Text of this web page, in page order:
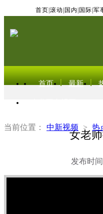
首页 滚动 国内 国际 军
首页 最新
当前位置： 中新视频 > 热
女老
发布时